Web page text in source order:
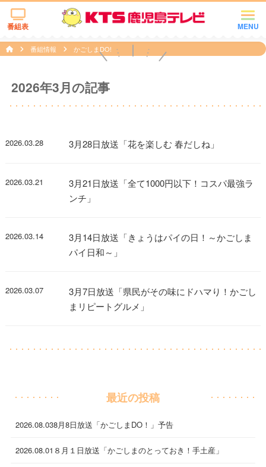
MENU
番組表
番組情報 かごしまDO!
2026年3月の記事
2026.03.28 3月28日放送「花を楽しむ 春だしね」
2026.03.21
3月21日放送「全て1000円以下！コスパ最強ラ
ンチ」
2026.03.14
3月14日放送「きょうはパイの日！～かごしま
パイ日和～」
2026.03.07
3月7日放送「県民がその味にドハマり！かごし
まリピートグルメ」
最近の投稿
2026.08.038月8日放送「かごしまDO！」予告
2026.08.01 ８月１日放送「かごしまのとっておき！手土産」